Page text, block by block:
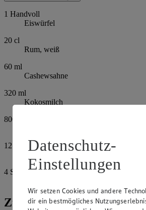
1 Handvoll
Eiswürfel
20 cl
Rum, weiß
60 ml
Cashewsahne
320 ml
Kokosmilch
800
12
4 Scheiben
Zubereitung
Datenschutz-
Einstellungen
Wir setzen Cookies und andere
dir ein bestmögliches